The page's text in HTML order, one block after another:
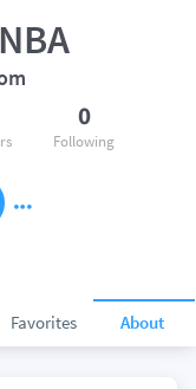
Favorites About
0
Following